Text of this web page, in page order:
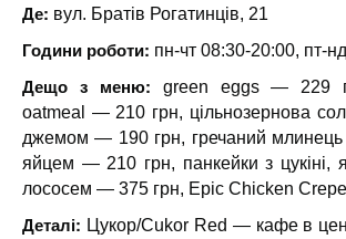
Де: вул. Братів Рогатинців, 21
Години роботи: пн-чт 08:30-20:00, пт-
Дещо з меню: green eggs — 229
oatmeal — 210 грн, цільнозернова
джемом — 190 грн, гречаний млинець
яйцем — 210 грн, панкейки з цукіні,
лососем — 375 грн, Epic Chicken
Деталі: Цукор/Cukor Red — кафе в